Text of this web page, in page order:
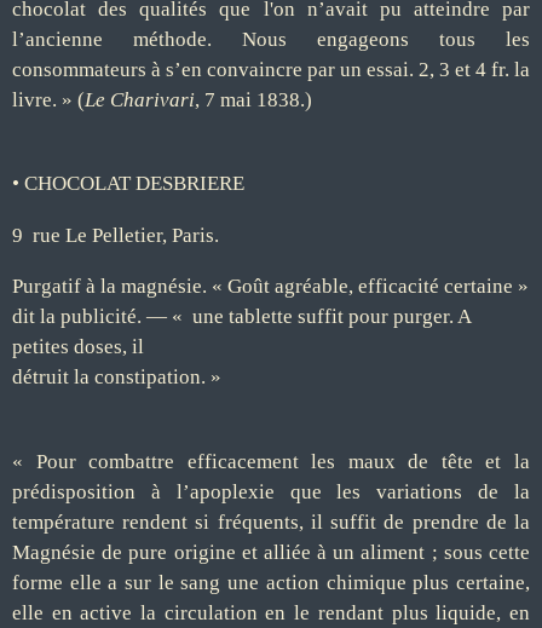
chocolat des qualités que l'on n’avait pu atteindre par
l’ancienne méthode. Nous engageons tous les
consommateurs à s’en convaincre par un essai. 2, 3 et 4 fr. la
livre. » (Le Charivari, 7 mai 1838.)
• CHOCOLAT DESBRIERE
9 rue Le Pelletier, Paris.
Purgatif à la magnésie. « Goût agréable, efficacité certaine »
dit la publicité. — « une tablette suffit pour purger. A
petites doses, il
détruit la constipation. »
« Pour combattre efficacement les maux de tête et la
prédisposition à l’apoplexie que les variations de la
température rendent si fréquents, il suffit de prendre de la
Magnésie de pure origine et alliée à un aliment ; sous cette
forme elle a sur le sang une action chimique plus certaine,
elle en active la circulation en le rendant plus liquide, en